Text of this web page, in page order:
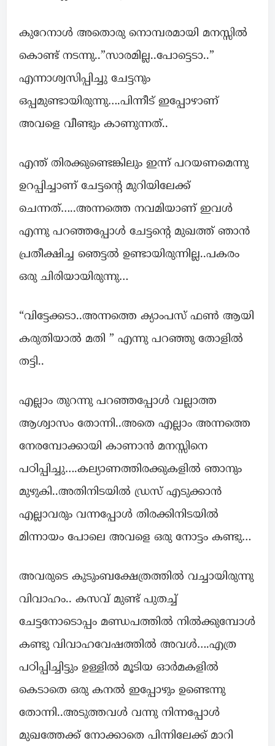
കുറേനാൾ അതൊരു നൊമ്പരമായി മനസ്സിൽ
കൊണ്ട് നടന്നു..”സാരമില്ല..പോട്ടെടാ..”
എന്നാശ്വസിപ്പിച്ചു ചേട്ടനും
ഒപ്പമുണ്ടായിരുന്നു….പിന്നീട് ഇപ്പോഴാണ്
അവളെ വീണ്ടും കാണുന്നത്..
എന്ത് തിരക്കുണ്ടെങ്കിലും ഇന്ന് പറയണമെന്നു
ഉറപ്പിച്ചാണ് ചേട്ടന്റെ മുറിയിലേക്ക്
ചെന്നത്…..അന്നത്തെ നവമിയാണ് ഇവൾ
എന്നു പറഞ്ഞപ്പോൾ ചേട്ടന്റെ മുഖത്ത് ഞാൻ
പ്രതീക്ഷിച്ച ഞെട്ടൽ ഉണ്ടായിരുന്നില്ല..പകരം
ഒരു ചിരിയായിരുന്നു…
“വിട്ടേക്കടാ..അന്നത്തെ ക്യാംപസ് ഫൺ ആയി
കരുതിയാൽ മതി ” എന്നു പറഞ്ഞു തോളിൽ
തട്ടി..
എല്ലാം തുറന്നു പറഞ്ഞപ്പോൾ വല്ലാത്ത
ആശ്വാസം തോന്നി..അതെ എല്ലാം അന്നത്തെ
നേരമ്പോക്കായി കാണാൻ മനസ്സിനെ
പഠിപ്പിച്ചു….കല്യാണത്തിരക്കുകളിൽ ഞാനും
മുഴുകി..അതിനിടയിൽ ഡ്രസ് എടുക്കാൻ
എല്ലാവരും വന്നപ്പോൾ തിരക്കിനിടയിൽ
മിന്നായം പോലെ അവളെ ഒരു നോട്ടം കണ്ടു…
അവരുടെ കുടുംബക്ഷേത്രത്തിൽ വച്ചായിരുന്നു
വിവാഹം.. കസവ് മുണ്ട് പുതച്ച്
ചേട്ടനോടൊപ്പം മണ്ഡപത്തിൽ നിൽക്കുമ്പോൾ
കണ്ടു വിവാഹവേഷത്തിൽ അവൾ….എത്ര
പഠിപ്പിച്ചിട്ടും ഉള്ളിൽ മൂടിയ ഓർമകളിൽ
കെടാതെ ഒരു കനൽ ഇപ്പോഴും ഉണ്ടെന്നു
തോന്നി..അടുത്തവൾ വന്നു നിന്നപ്പോൾ
മുഖത്തേക്ക് നോക്കാതെ പിന്നിലേക്ക് മാറി